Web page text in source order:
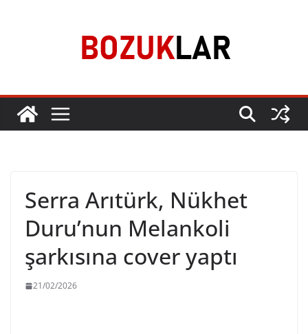
Serra Arıtürk, Nükhet
Duru’nun Melankoli
şarkısına cover yaptı
21/02/2026